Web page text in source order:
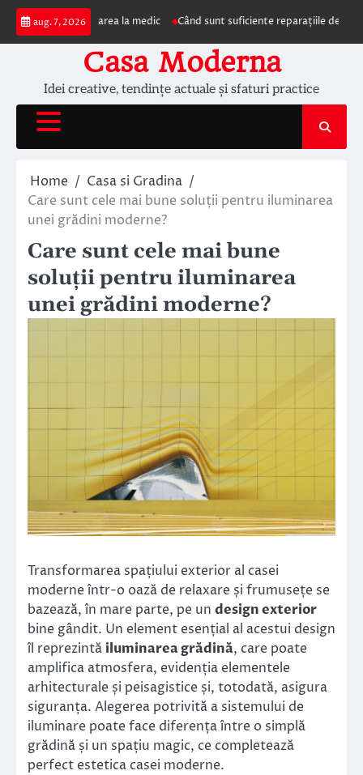
Skip
content
aug. 7, 2026
prezentarea la medic Când sunt suficiente reparațiile de acoperiș
Casa Moderna
Idei creative, tendințe actuale și sfaturi practice
Home
Casa si Gradina
Care sunt cele mai bune soluții pentru iluminarea
unei grădini moderne?
Care sunt cele mai bune
soluții pentru iluminarea
unei grădini moderne?
Transformarea spațiului exterior al casei
moderne într-o oază de relaxare și frumusețe se
bazează, în mare parte, pe un design exterior
bine gândit. Un element esențial al acestui design
îl reprezintă iluminarea grădină, care poate
amplifica atmosfera, evidenția elementele
arhitecturale și peisagistice și, totodată, asigura
siguranța. Alegerea potrivită a sistemului de
iluminare poate face diferența între o simplă
grădină și un spațiu magic, ce completează
perfect estetica casei moderne.